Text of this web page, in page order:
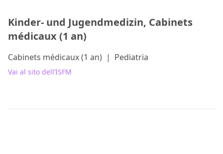
Kinder- und Jugendmedizin, Cabinets
médicaux (1 an)
Cabinets médicaux (1 an) | Pediatria
Vai al sito dell’ISFM